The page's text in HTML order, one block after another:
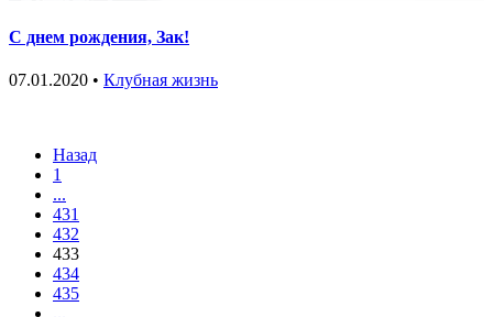
С днем рождения, Зак!
07.01.2020 • Клубная жизнь
Назад
1
...
431
432
433
434
435